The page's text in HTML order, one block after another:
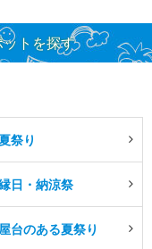
トを探す
祭り
日・納涼祭
屋台のある夏祭り